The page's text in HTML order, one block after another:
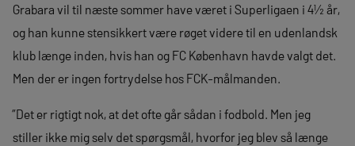
Grabara vil til næste sommer have været i Superligaen i 4½ år,
og han kunne stensikkert være røget videre til en udenlandsk
klub længe inden, hvis han og FC København havde valgt det.
Men der er ingen fortrydelse hos FCK-målmanden.
”Det er rigtigt nok, at det ofte går sådan i fodbold. Men jeg
stiller ikke mig selv det spørgsmål, hvorfor jeg blev så længe